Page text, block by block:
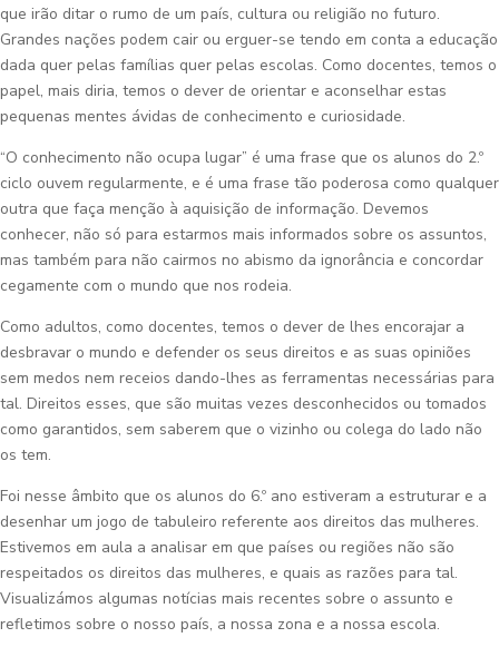
que irão ditar o rumo de um país, cultura ou religião no futuro.
Grandes nações podem cair ou erguer-se tendo em conta a educação
dada quer pelas famílias quer pelas escolas. Como docentes, temos o
papel, mais diria, temos o dever de orientar e aconselhar estas
pequenas mentes ávidas de conhecimento e curiosidade.
“O conhecimento não ocupa lugar” é uma frase que os alunos do 2.º
ciclo ouvem regularmente, e é uma frase tão poderosa como qualquer
outra que faça menção à aquisição de informação. Devemos
conhecer, não só para estarmos mais informados sobre os assuntos,
mas também para não cairmos no abismo da ignorância e concordar
cegamente com o mundo que nos rodeia.
Como adultos, como docentes, temos o dever de lhes encorajar a
desbravar o mundo e defender os seus direitos e as suas opiniões
sem medos nem receios dando-lhes as ferramentas necessárias para
tal. Direitos esses, que são muitas vezes desconhecidos ou tomados
como garantidos, sem saberem que o vizinho ou colega do lado não
os tem.
Foi nesse âmbito que os alunos do 6.º ano estiveram a estruturar e a
desenhar um jogo de tabuleiro referente aos direitos das mulheres.
Estivemos em aula a analisar em que países ou regiões não são
respeitados os direitos das mulheres, e quais as razões para tal.
Visualizámos algumas notícias mais recentes sobre o assunto e
refletimos sobre o nosso país, a nossa zona e a nossa escola.